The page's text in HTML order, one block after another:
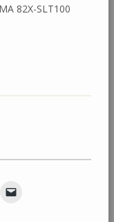
82X-SLT100